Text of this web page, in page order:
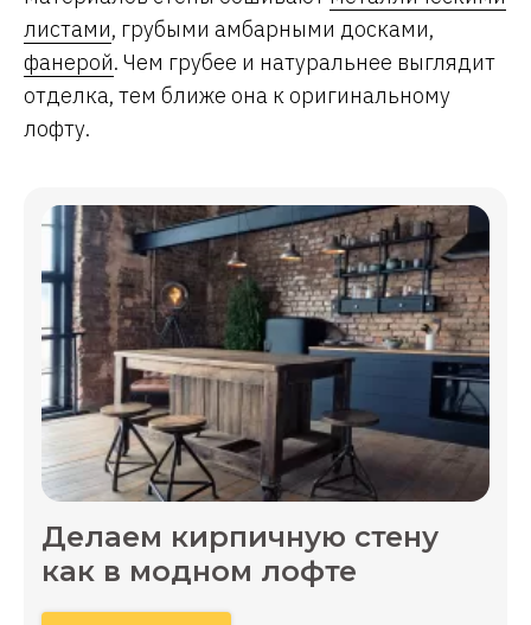
листами, грубыми амбарными досками,
фанерой. Чем грубее и натуральнее выглядит
отделка, тем ближе она к оригинальному
лофту.
Делаем кирпичную стену
как в модном лофте